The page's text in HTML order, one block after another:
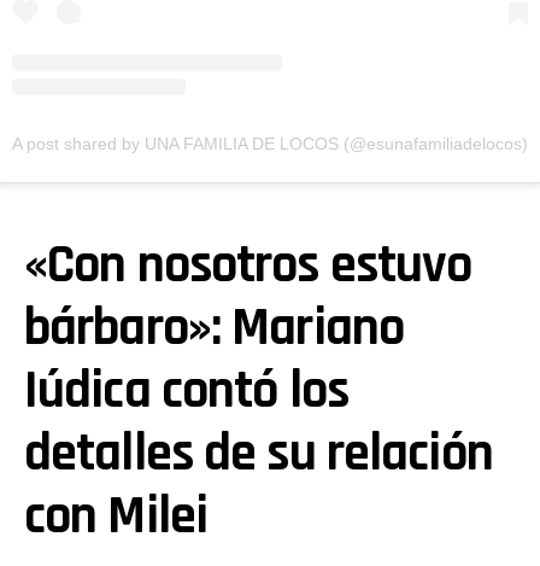
A post shared by UNA FAMILIA DE LOCOS (@esunafamiliadelocos)
«Con nosotros estuvo
bárbaro»: Mariano
Iúdica contó los
detalles de su relación
con Milei